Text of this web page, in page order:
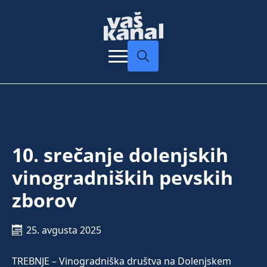
10. srečanje dolenjskih
vinogradniških pevskih
zborov
25. avgusta 2025
TREBNJE – Vinogradniška društva na Dolenjskem